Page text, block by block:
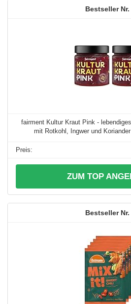
fairment Kultur Kraut Pink -
mit Rotkohl, Ingwer und
ZUM TOP